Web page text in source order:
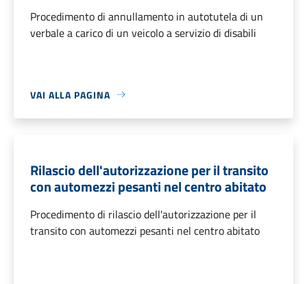
Procedimento di annullamento in autotutela di un
verbale a carico di un veicolo a servizio di disabili
VAI ALLA PAGINA
Rilascio dell'autorizzazione per il transito
con automezzi pesanti nel centro abitato
Procedimento di rilascio dell'autorizzazione per il
transito con automezzi pesanti nel centro abitato